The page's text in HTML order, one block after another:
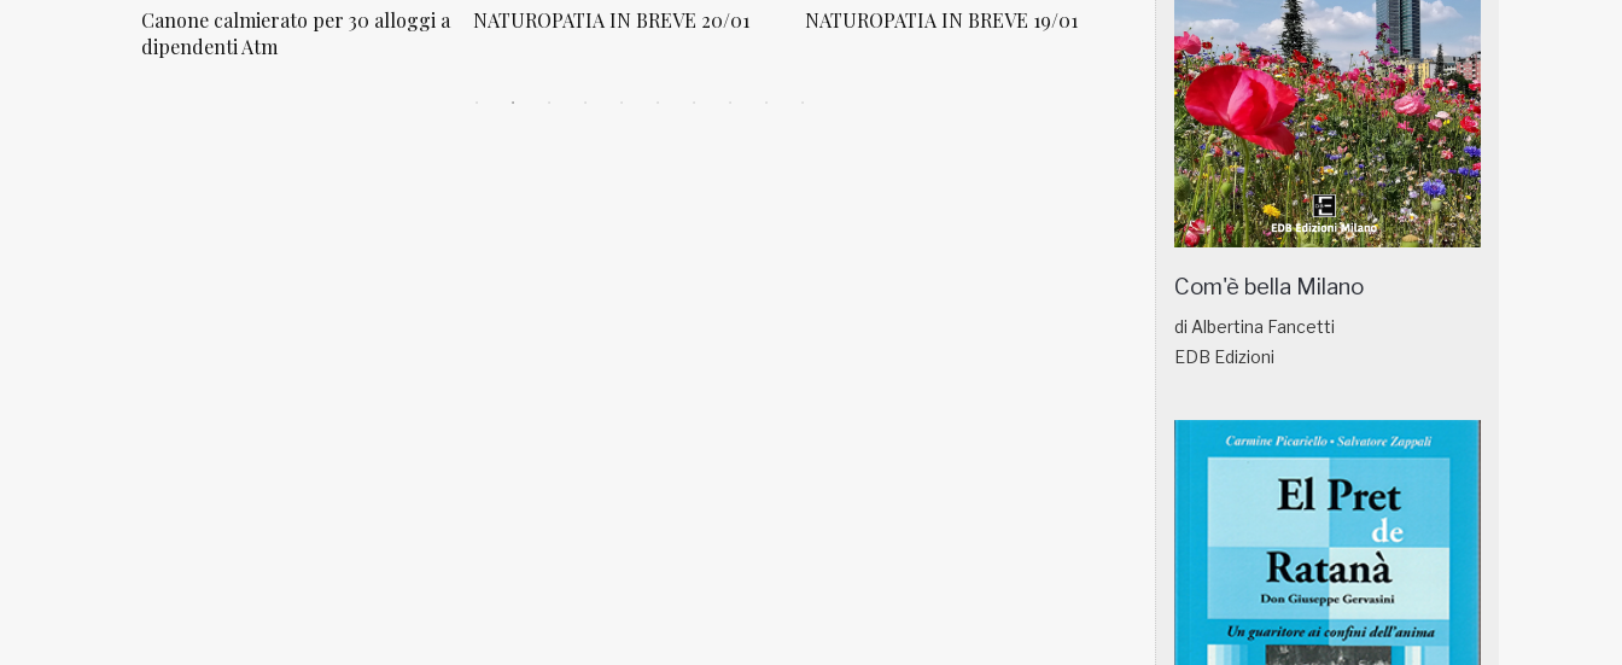
Canone calmierato per 30 alloggi a
dipendenti Atm
NATUROPATIA IN BREVE 20/01 NATUROPATIA IN BREVE 19/01 NATUROPATIA IN BREVE 18/01
Com'è bella Milano
di Albertina Fancetti
EDB Edizioni